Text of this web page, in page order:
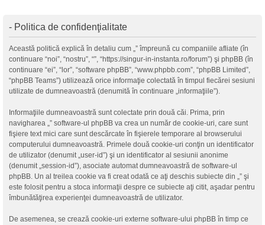
- Politica de confidenţialitate
Această politică explică în detaliu cum „” împreună cu companiile afliate (în
continuare “noi”, “nostru”, “”, “https://singur-in-instanta.ro/forum”) şi phpBB (în
continuare “ei”, “lor”, “software phpBB”, “www.phpbb.com”, “phpBB Limited”,
“phpBB Teams”) utilizează orice informaţie colectată în timpul fiecărei sesiuni
utilizate de dumneavoastră (denumită în continuare „informaţiile”).
Informaţiile dumneavoastră sunt colectate prin două căi. Prima, prin
navigharea „” software-ul phpBB va crea un număr de cookie-uri, care sunt
fişiere text mici care sunt descărcate în fişierele temporare al browserului
computerului dumneavoastră. Primele două cookie-uri conţin un identificator
de utilizator (denumit „user-id”) şi un identificator al sesiunii anonime
(denumit „session-id”), asociate automat dumneavoastră de software-ul
phpBB. Un al treilea cookie va fi creat odată ce aţi deschis subiecte din „” şi
este folosit pentru a stoca informaţii despre ce subiecte aţi citit, aşadar pentru
îmbunătăţirea experienţei dumneavoastră de utilizator.
De asemenea, se crează cookie-uri externe software-ului phpBB în timp ce